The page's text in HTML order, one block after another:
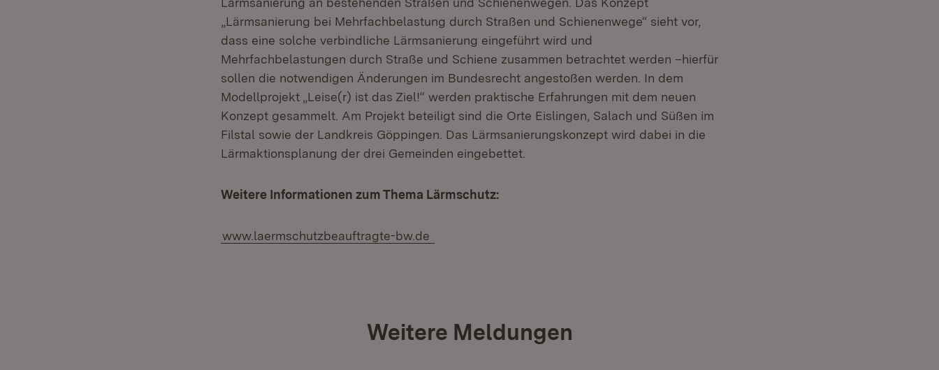
„Lärmsanierung bei Mehrfachbelastung durch Straßen und Schienenwege“ sieht vor,
dass eine solche verbindliche Lärmsanierung eingeführt wird und
Mehrfachbelastungen durch Straße und Schiene zusammen betrachtet werden –hierfür
sollen die notwendigen Änderungen im Bundesrecht angestoßen werden. In dem
Modellprojekt „Leise(r) ist das Ziel!“ werden praktische Erfahrungen mit dem neuen
Konzept gesammelt. Am Projekt beteiligt sind die Orte Eislingen, Salach und Süßen im
Filstal sowie der Landkreis Göppingen. Das Lärmsanierungskonzept wird dabei in die
Lärmaktionsplanung der drei Gemeinden eingebettet.
Weitere Informationen zum Thema Lärmschutz:
www.laermschutzbeauftragte-bw.de
Weitere Meldungen